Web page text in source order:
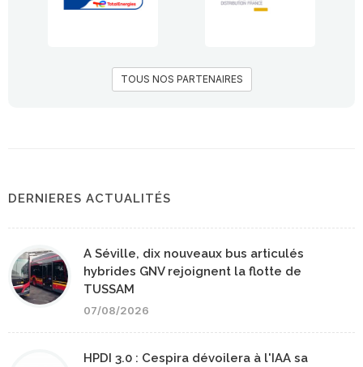
TOUS NOS PARTENAIRES
DERNIERES ACTUALITÉS
A Séville, dix nouveaux bus articulés
hybrides GNV rejoignent la flotte de
TUSSAM
07/08/2026
HPDI 3.0 : Cespira dévoilera à l'IAA sa